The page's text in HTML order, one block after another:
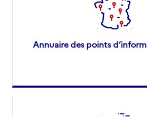
Annuaire des points